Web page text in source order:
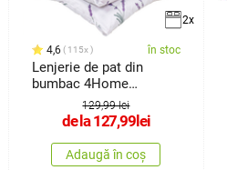
2x
4,6 115x în stoc
Lenjerie de pat din
bumbac 4Home
Lavender, 140 x
129,99 lei
de la127,99 lei
Adaugă în coș